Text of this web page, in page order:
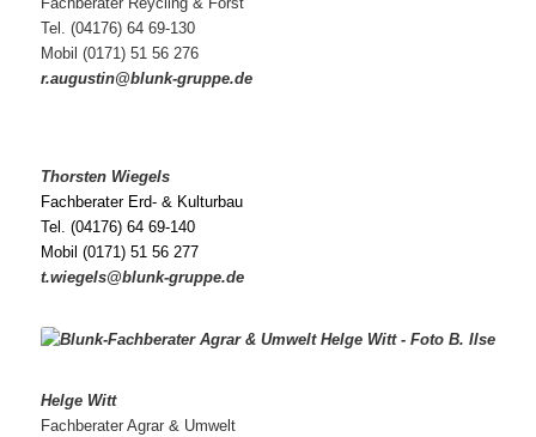
Tel. (04176) 64 69-130
Mobil (0171) 51 56 276
r.augustin@blunk-gruppe.de
Thorsten Wiegels
Fachberater Erd- & Kulturbau
Tel. (04176) 64 69-140
Mobil (0171) 51 56 277
t.wiegels@blunk-gruppe.de
Helge Witt
Fachberater Agrar & Umwelt